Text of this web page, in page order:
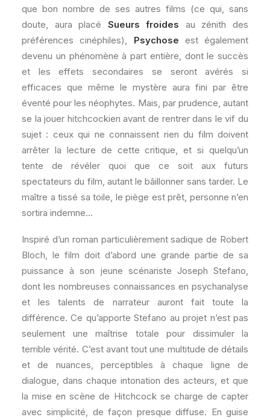
que bon nombre de ses autres films (ce qui, sans
doute, aura placé Sueurs froides au zénith des
préférences cinéphiles), Psychose est également
devenu un phénomène à part entière, dont le succès
et les effets secondaires se seront avérés si
efficaces que même le mystère aura fini par être
éventé pour les néophytes. Mais, par prudence, autant
se la jouer hitchcockien avant de rentrer dans le vif du
sujet : ceux qui ne connaissent rien du film doivent
arrêter la lecture de cette critique, et si quelqu’un
tente de révéler quoi que ce soit aux futurs
spectateurs du film, autant le bâillonner sans tarder. Le
maître a tissé sa toile, le piège est prêt, personne n’en
sortira indemne…
Inspiré d’un roman particulièrement sadique de Robert
Bloch, le film doit d’abord une grande partie de sa
puissance à son jeune scénariste Joseph Stefano,
dont les nombreuses connaissances en psychanalyse
et les talents de narrateur auront fait toute la
différence. Ce qu’apporte Stefano au projet n’est pas
seulement une maîtrise totale pour dissimuler la
terrible vérité. C’est avant tout une multitude de détails
et de nuances, perceptibles à chaque ligne de
dialogue, dans chaque intonation des acteurs, et que
la mise en scène de Hitchcock se charge de capter
avec simplicité, de façon presque diffuse. En guise